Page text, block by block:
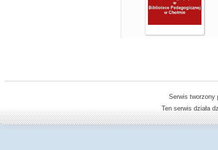
Serwis
Ten serwis działa